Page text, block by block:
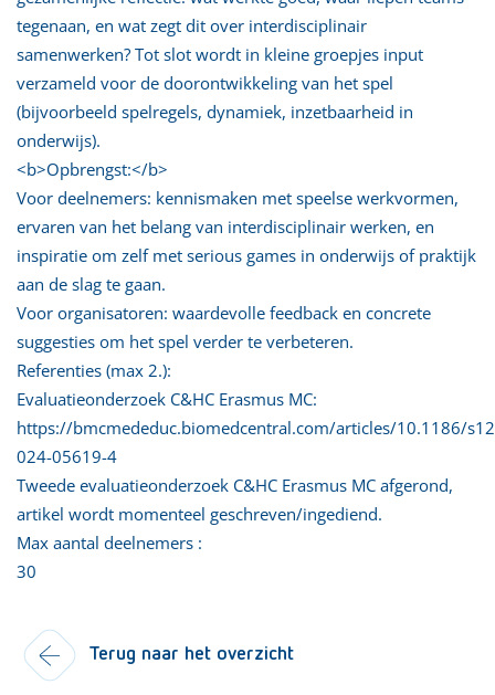
tegenaan, en wat zegt dit over interdisciplinair
samenwerken? Tot slot wordt in kleine groepjes input
verzameld voor de doorontwikkeling van het spel
(bijvoorbeeld spelregels, dynamiek, inzetbaarheid in
onderwijs).
<b>Opbrengst:</b>
Voor deelnemers: kennismaken met speelse werkvormen,
ervaren van het belang van interdisciplinair werken, en
inspiratie om zelf met serious games in onderwijs of praktijk
aan de slag te gaan.
Voor organisatoren: waardevolle feedback en concrete
suggesties om het spel verder te verbeteren.
Referenties (max 2.):
Evaluatieonderzoek C&HC Erasmus MC:
https://bmcmededuc.biomedcentral.com/articles/10.1186/
024-05619-4
Tweede evaluatieonderzoek C&HC Erasmus MC afgerond,
artikel wordt momenteel geschreven/ingediend.
Max aantal deelnemers :
30
Terug naar het overzicht